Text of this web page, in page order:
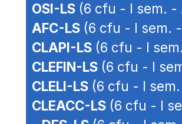
OSI-LS (6 cfu - I sem. -
AFC-LS (6 cfu - I sem.
CLAPI-LS (6 cfu - I
CLEFIN-LS (6 cfu - I
CLELI-LS (6 cfu - I
CLEACC-LS (6 cfu - I